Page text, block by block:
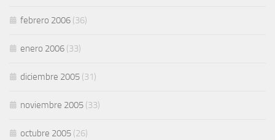
febrero 2006 (36)
enero 2006 (33)
diciembre 2005 (31)
noviembre 2005 (33)
octubre 2005 (26)